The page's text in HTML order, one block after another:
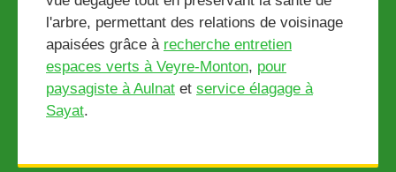
l'arbre, permettant des relations de voisinage
apaisées grâce à recherche entretien
espaces verts à Veyre-Monton, pour
paysagiste à Aulnat et service élagage à
Sayat.